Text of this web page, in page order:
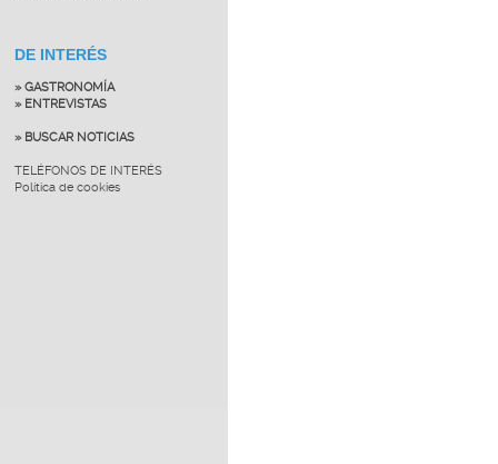
DE INTERÉS
» GASTRONOMÍA
» ENTREVISTAS
» BUSCAR NOTICIAS
TELÉFONOS DE INTERÉS
Política de cookies